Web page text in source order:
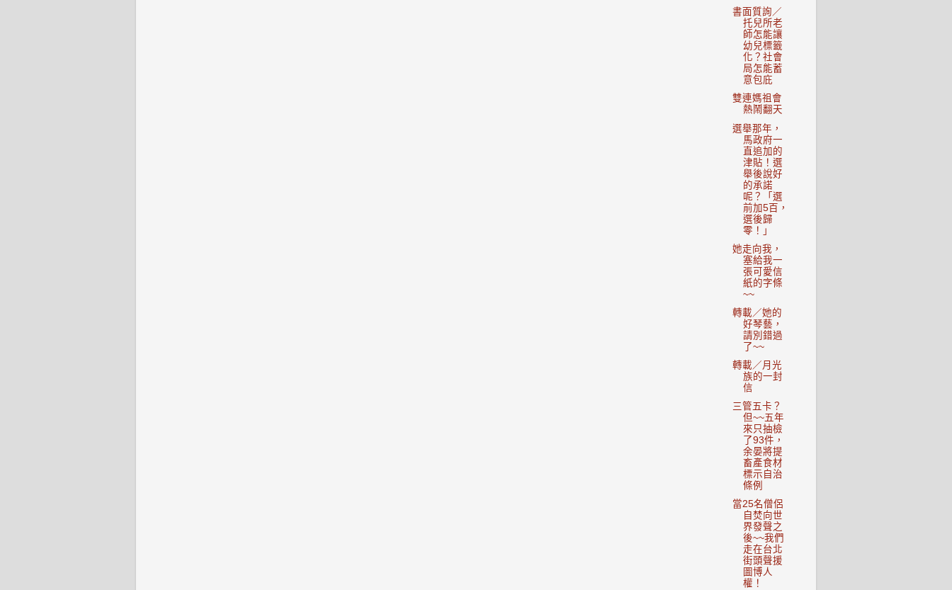
書面質詢／
托兒所老
師怎能讓
幼兒標籤
化？社會
局怎能蓄
意包庇
雙連媽祖會
熱鬧翻天
選舉那年，
馬政府一
直追加的
津貼！選
舉後說好
的承諾
呢？「選
前加5百，
選後歸
零！」
她走向我，
塞給我一
張可愛信
紙的字條
~~
轉載／她的
好琴藝，
請別錯過
了~~
轉載／月光
族的一封
信
三管五卡？
但~~五年
來只抽檢
了93件，
余晏將提
畜產食材
標示自治
條例
當25名僧侶
自焚向世
界發聲之
後~~我們
走在台北
街頭聲援
圖博人
權！